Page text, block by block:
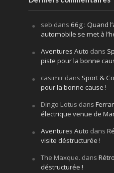
seb dans 66g : Quand
automobile se met à
Aventures Auto dans
piste pour la bonne
casimirdans Sport &
pour la bonne cause !
Dingo Lotus dans
électrique venue de
Aventures Auto dans
visite déstructurée !
The Maxque. dans
déstructurée !